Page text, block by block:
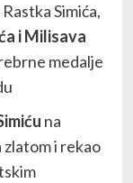
Simića,
i Milisava
medalje
na
i rekao